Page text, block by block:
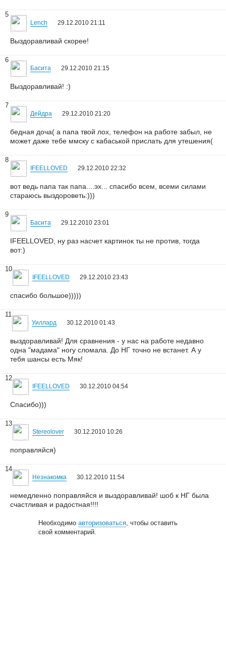
5
Lench 29.12.2010 21:11
Выздоравливай скорее!
6
Басита 29.12.2010 21:15
Выздоравливай! :)
7
Дейдра 29.12.2010 21:20
бедная доча( а папа твой лох, телефон на работе забыл, не
может даже тебе ммску с кабаськой прислать для утешения(
8
IFEELLOVED 29.12.2010 22:32
вот ведь папа так папа....эх... спасибо всем, всеми силами
стараюсь выздороветь:)))
9
Басита 29.12.2010 23:01
IFEELLOVED, ну раз насчет картинок ты не против, тогда
вот:)
10
IFEELLOVED 29.12.2010 23:43
спасибо большое)))))
11
Уиллард 30.12.2010 01:43
выздоравливай! Для сравнения - у нас на работе недавно
одна "мадама" ногу сломала. До НГ точно не встанет. А у
тебя шансы есть Мяк!
12
IFEELLOVED 30.12.2010 04:54
Спасибо)))
13
Stereolover 30.12.2010 10:26
поправляйся)
14
Незнакомка 30.12.2010 11:54
немедленно поправляйся и выздоравливай! шоб к НГ была
счастливая и радостная!!!!
Необходимоавторизоваться, чтобы оставить
свой комментарий.